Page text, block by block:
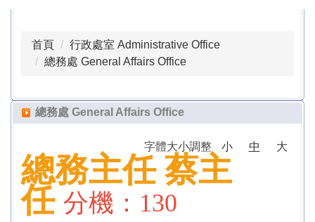
公職人員利益衝突迴避專區 Conflict of Interest
Avoidance Section for Public Officials
校外人士協助教學或活動專區 Special Area for Off-
Activities
戶外教育活動專區 Outdoor Education Activity Area
交通安全專區 Traffic Safety Promotion Area
首頁
行政處室 Administrative Office
總務處 General Affairs Office
總務處 General Affairs Office
字體大小調整 小 中 大
總務主任 蔡主
任 分機：130